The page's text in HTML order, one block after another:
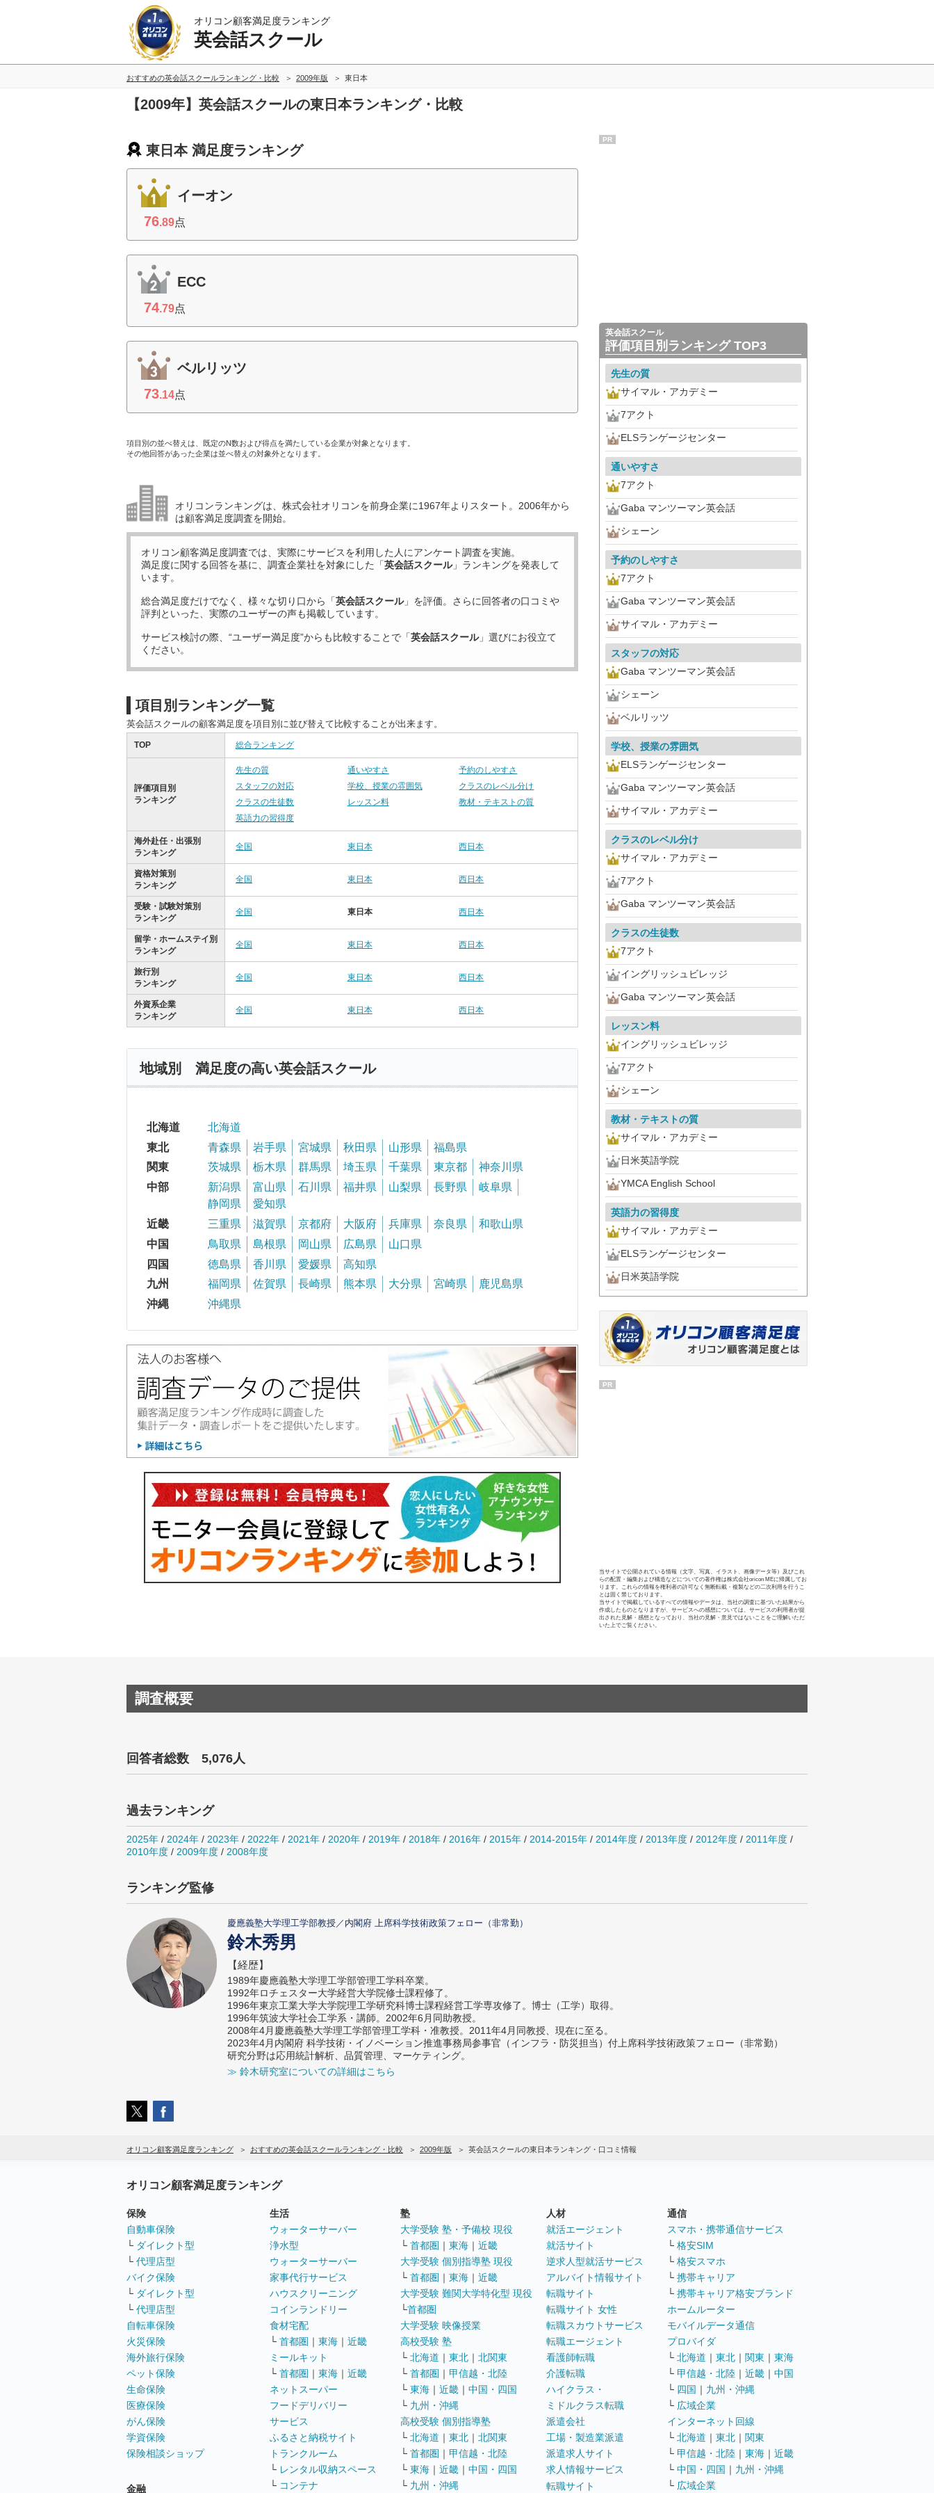
オリコン顧客満足度ランキング
英会話スクール
おすすめの英会話スクールランキング・比較 2009年版 東日本
【2009年】英会話スクールの東日本ランキング・比較
東日本 満足度ランキング
イーオン
76.89点
ECC
74.79点
ベルリッツ
73.14点
項目別の並べ替えは、既定のN数および得点を満たしている企業が対象となります。
その他回答があった企業は並べ替えの対象外となります。
オリコンランキングは、株式会社オリコンを前身企業に1967年よりスタート。2006年から
は顧客満足度調査を開始。
オリコン顧客満足度調査では、実際にサービスを利用した 人にアンケート調査を実施。
満足度に関する回答を基に、調査企業社を対象にした「英会話スクール」ランキングを発表して
います。
総合満足度だけでなく、様々な切り口から「英会話スクール」を評価。さらに回答者の口コミや
評判といった、実際のユーザーの声も掲載しています。
サービス検討の際、“ユーザー満足度”からも比較することで「英会話スクール」選びにお役立て
ください。
項目別ランキング一覧
英会話スクールの顧客満足度を項目別に並び替えて比較することが出来ます。
TOP 総合ランキング
評価項目別
ランキング
先生の質 通いやすさ
予約のしやすさ
スタッフの対応
学校、授業の雰囲気
クラスのレベル分け
クラスの生徒数
レッスン料
教材・テキストの質
英語力の習得度
海外赴任・出張別
ランキング
全国 東日本 西日本
資格対策別
ランキング
全国 東日本 西日本
受験・試験対策別
ランキング
全国 東日本 西日本
留学・ホームステイ別
ランキング
全国 東日本 西日本
旅行別
ランキング
全国 東日本 西日本
外資系企業
ランキング
全国 東日本 西日本
地域別 満足度の高い英会話スクール
北海道
北海道
東北
青森県 岩手県 宮城県 秋田県 山形県
福島県
関東
茨城県 栃木県 群馬県 埼玉県 千葉県 東京都
神奈川県
中部
新潟県 富山県 石川県 福井県 山梨県 長野県
岐阜県
静岡県
愛知県
近畿
三重県 滋賀県 京都府 大阪府 兵庫県 奈良県
和歌山県
中国
鳥取県 島根県 岡山県 広島県
山口県
四国
徳島県 香川県 愛媛県
高知県
九州
福岡県 佐賀県 長崎県 熊本県 大分県 宮崎県
鹿児島県
沖縄
沖縄県
PR
英会話スクール
評価項目別ランキング TOP3
先生の質
サイマル・アカデミー
7アクト
ELSランゲージセンター
通いやすさ
7アクト
Gaba マンツーマン英会話
シェーン
予約のしやすさ
7アクト
Gaba マンツーマン英会話
サイマル・アカデミー
スタッフの対応
Gaba マンツーマン英会話
シェーン
ベルリッツ
学校、授業の雰囲気
ELSランゲージセンター
Gaba マンツーマン英会話
サイマル・アカデミー
クラスのレベル分け
サイマル・アカデミー
7アクト
Gaba マンツーマン英会話
クラスの生徒数
7アクト
イングリッシュビレッジ
Gaba マンツーマン英会話
レッスン料
イングリッシュビレッジ
7アクト
シェーン
教材・テキストの質
サイマル・アカデミー
日米英語学院
YMCA English School
英語力の習得度
サイマル・アカデミー
ELSランゲージセンター
日米英語学院
PR
当サイトで公開されている情報（文字、写真、イラスト、画像データ等）及びこれ
らの配置・編集および構造などについての著作権は株式会社oricon MEに帰属してお
ります。これらの情報を権利者の許可なく無断転載・複製などの二次利用を行うこ
とは固く禁じております。
当サイトで掲載しているすべての情報やデータは、当社の調査に基づいた結果から
作成したものとなりますが、サービスへの感想については、サービスの利用者が提
出された見解・感想となっており、当社の見解・意見ではないことをご理解いただ
いた上でご覧ください。
調査概要
回答者総数 5,076人
過去ランキング
2025年 / 2024年 / 2023年 / 2022年 / 2021年 / 2020年 / 2019年 / 2018年 / 2016年 / 2015年 / 2014-2015年 / 2014年度 / 2013年度 / 2012年度 / 2011年度 /
2010年度 / 2009年度 / 2008年度
ランキング監修
慶應義塾大学理工学部教授／内閣府 上席科学技術政策フェロー（非常勤）
鈴木秀男
【経歴】
1989年慶應義塾大学理工学部管理工学科卒業。
1992年ロチェスター大学経営大学院修士課程修了。
1996年東京工業大学大学院理工学研究科博士課程経営工学専攻修了。博士（工学）取得。
1996年筑波大学社会工学系・講師。2002年6月同助教授。
2008年4月慶應義塾大学理工学部管理工学科・准教授。2011年4月同教授、現在に至る。
2023年4月内閣府 科学技術・イノベーション推進事務局参事官（インフラ・防災担当）付上席科学技術政策フェロー（非常勤）
研究分野は応用統計解析、品質管理、マーケティング。
≫ 鈴木研究室についての詳細はこちら
オリコン顧客満足度ランキング おすすめの英会話スクールランキング・比較 2009年版 英会話スクールの東日本ランキング・口コミ情報
オリコン顧客満足度ランキング
保険
自動車保険
└ ダイレクト型
└ 代理店型
バイク保険
└ ダイレクト型
└ 代理店型
自転車保険
火災保険
海外旅行保険
ペット保険
生命保険
医療保険
がん保険
学資保険
保険相談ショップ
金融
生活
ウォーターサーバー
浄水型
ウォーターサーバー
家事代行サービス
ハウスクリーニング
コインランドリー
食材宅配
└ 首都圏 ｜ 東海 ｜ 近畿
ミールキット
└ 首都圏 ｜ 東海 ｜ 近畿
ネットスーパー
フードデリバリー
サービス
ふるさと納税サイト
トランクルーム
└ レンタル収納スペース
└ コンテナ
塾
大学受験 塾・予備校 現役
└ 首都圏 ｜ 東海 ｜ 近畿
大学受験 個別指導塾 現役
└ 首都圏 ｜ 東海 ｜ 近畿
大学受験 難関大学特化型 現役
└首都圏
大学受験 映像授業
高校受験 塾
└ 北海道 ｜ 東北 ｜ 北関東
└ 首都圏 ｜ 甲信越・北陸
└ 東海 ｜ 近畿 ｜ 中国・四国
└ 九州・沖縄
高校受験 個別指導塾
└ 北海道 ｜ 東北 ｜ 北関東
└ 首都圏 ｜ 甲信越・北陸
└ 東海 ｜ 近畿 ｜ 中国・四国
└ 九州・沖縄
人材
就活エージェント
就活サイト
逆求人型就活サービス
アルバイト情報サイト
転職サイト
転職サイト 女性
転職スカウトサービス
転職エージェント
看護師転職
介護転職
ハイクラス・
ミドルクラス転職
派遣会社
工場・製造業派遣
派遣求人サイト
求人情報サービス
転職サイト
通信
スマホ・携帯通信サービス
└ 格安SIM
└ 格安スマホ
└ 携帯キャリア
└ 携帯キャリア格安ブランド
ホームルーター
モバイルデータ通信
プロバイダ
└ 北海道 ｜ 東北 ｜ 関東 ｜ 東海
└ 甲信越・北陸 ｜ 近畿 ｜ 中国
└ 四国 ｜ 九州・沖縄
└ 広域企業
インターネット回線
└ 北海道 ｜ 東北 ｜ 関東
└ 甲信越・北陸 ｜ 東海 ｜ 近畿
└ 中国・四国 ｜ 九州・沖縄
└ 広域企業